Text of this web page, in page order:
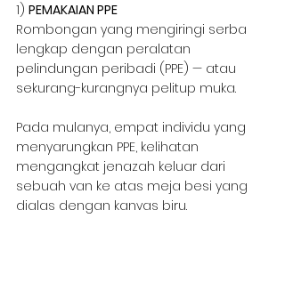
1) PEMAKAIAN PPE
Rombongan yang mengiringi serba
lengkap dengan peralatan
pelindungan peribadi (PPE) — atau
sekurang-kurangnya pelitup muka.
Pada mulanya, empat individu yang
menyarungkan PPE, kelihatan
mengangkat jenazah keluar dari
sebuah van ke atas meja besi yang
dialas dengan kanvas biru.